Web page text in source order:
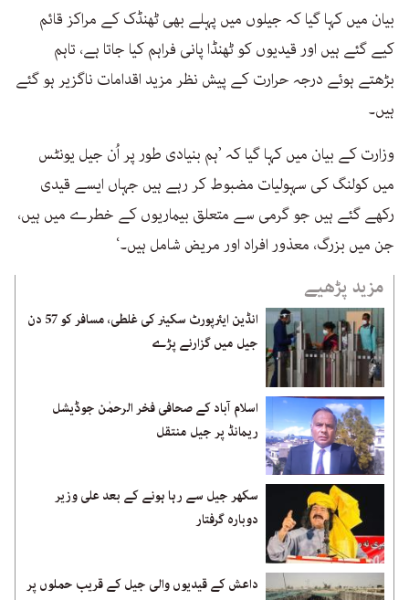
بیان میں کہا گیا کہ جیلوں میں پہلے بھی ٹھنڈک کے مراکز قائم
کیے گئے ہیں اور قیدیوں کو ٹھنڈا پانی فراہم کیا جاتا ہے، تاہم
بڑھتے ہوئے درجہ حرارت کے پیش نظر مزید اقدامات ناگزیر ہو گئے
ہیں۔
وزارت کے بیان میں کہا گیا کہ ’ہم بنیادی طور پر اُن جیل یونٹس
میں کولنگ کی سہولیات مضبوط کر رہے ہیں جہاں ایسے قیدی
رکھے گئے ہیں جو گرمی سے متعلق بیماریوں کے خطرے میں ہیں،
جن میں بزرگ، معذور افراد اور مریض شامل ہیں۔‘
مزید پڑھیے
انڈین ایئرپورٹ سکینر کی غلطی، مسافر کو 57 دن
جیل میں گزارنے پڑے
اسلام آباد کے صحافی فخر الرحمٰن جوڈیشل
ریمانڈ پر جیل منتقل
سکھر جیل سے رہا ہونے کے بعد علی وزیر
دوبارہ گرفتار
داعش کے قیدیوں والی جیل کے قریب حملوں پر